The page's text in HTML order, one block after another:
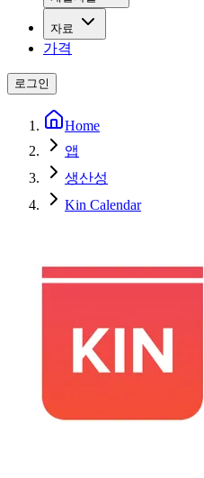
자료
가격
로그인
Home
앱
생산성
Kin Calendar